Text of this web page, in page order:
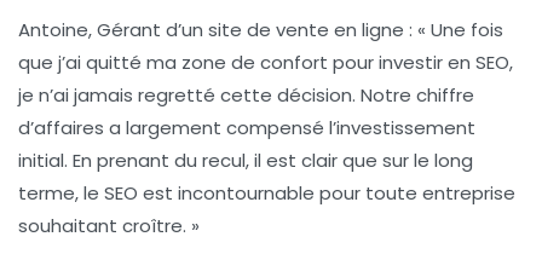
Antoine, Gérant d’un site de vente en ligne : « Une fois
que j’ai quitté ma zone de confort pour investir en SEO,
je n’ai jamais regretté cette décision. Notre chiffre
d’affaires a largement compensé l’investissement
initial. En prenant du recul, il est clair que sur le long
terme, le SEO est incontournable pour toute entreprise
souhaitant croître. »